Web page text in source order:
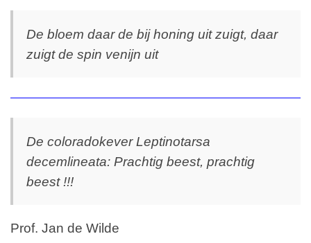
De bloem daar de bij honing uit zuigt, daar
zuigt de spin venijn uit
De coloradokever Leptinotarsa
decemlineata: Prachtig beest, prachtig
beest !!!
Prof. Jan de Wilde